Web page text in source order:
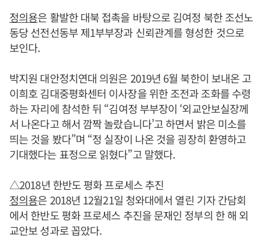
정의용은 활발한 대북 접촉을 바탕으로 김여정 북한 조선노
동당 선전선동부 제1부부장과 신뢰관계를 형성한 것으로
보인다.
박지원 대안정치연대 의원은 2019년 6월 북한이 보내온 고
이희호 김대중평화센터 이사장을 위한 조전과 조화를 수령
하는 자리에 참석한 뒤 “김여정 부부장이 ‘외교안보실장께
서 나온다고 해서 깜짝 놀랐습니다’고 하면서 밝은 미소를
띄는 것을 봤다”며 “정 실장이 나온 것을 굉장히 환영하고
기대했다는 표정으로 읽혔다”고 말했다.
△2018년 한반도 평화 프로세스 추진
정의용은 2018년 12월21일 청와대에서 열린 기자 간담회
에서 한반도 평화 프로세스 추진을 문재인 정부의 한 해 외
교안보 성과로 꼽았다.